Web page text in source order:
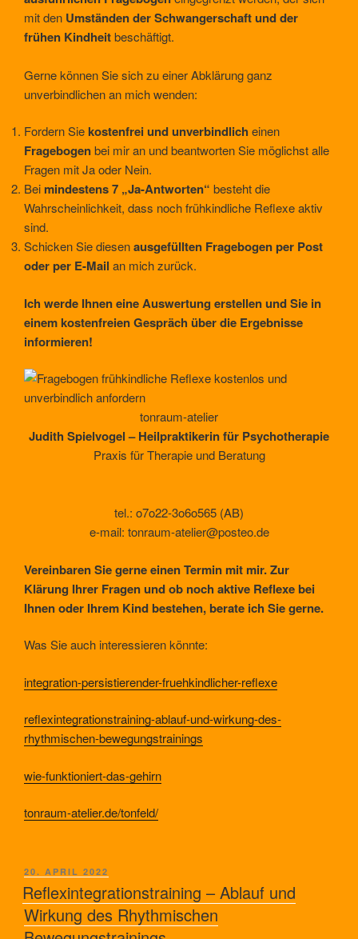
mit den Umständen der Schwangerschaft und der
frühen Kindheitbeschäftigt.
Gerne können Sie sich zu einer Abklärung ganz
unverbindlichen an mich wenden:
Fordern Siekostenfrei und unverbindlich einen
Fragebogenbei mir an und beantworten Sie möglichst alle
Fragen mit Ja oder Nein.
Bei mindestens 7 „Ja-Antworten“ besteht die
Wahrscheinlichkeit, dass noch frühkindliche Reflexe aktiv
sind.
Schicken Sie diesenausgefüllten Fragebogen per Post
oder per E-Mail an mich zurück.
Ich werde Ihnen eine Auswertung erstellen und Sie in
einem kostenfreien Gespräch über die Ergebnisse
informieren!
tonraum-atelier
Judith Spielvogel – Heilpraktikerin für Psychotherapie
Praxis für Therapie und Beratung
tel.: o7o22-3o6o565 (AB)
e-mail: tonraum-atelier@posteo.de
Vereinbaren Sie gerne einen Termin mit mir. Zur
Klärung Ihrer Fragen und ob noch aktive Reflexe bei
Ihnen oder Ihrem Kind bestehen, berate ich Sie gerne.
Was Sie auch interessieren könnte:
integration-persistierender-fruehkindlicher-reflexe
reflexintegrationstraining-ablauf-und-wirkung-des-
rhythmischen-bewegungstrainings
wie-funktioniert-das-gehirn
tonraum-atelier.de/tonfeld/
VERÖFFENTLICHT
AM
20. APRIL 2022
Reflexintegrationstraining – Ablauf und
Wirkung des Rhythmischen